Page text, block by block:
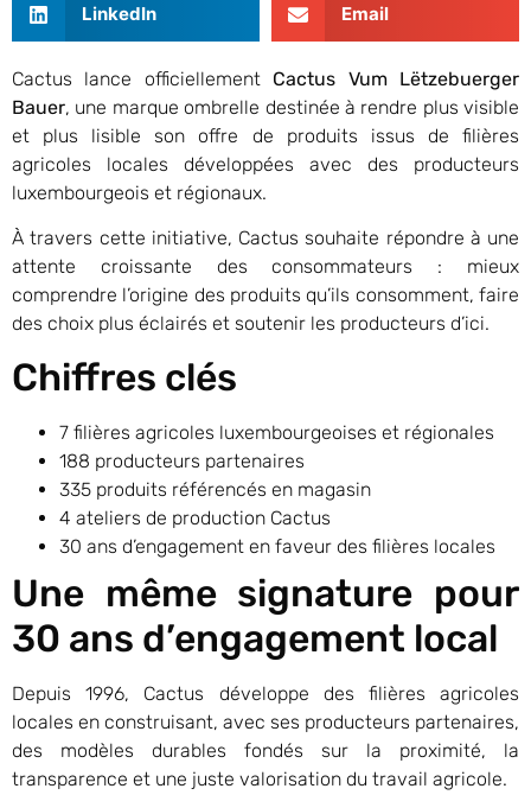
LinkedIn Email
Cactus lance officiellementCactus Vum Lëtzebuerger
Bauer, une marque ombrelle destinée à rendre plus visible
et plus lisible son offre de produits issus de filières
agricoles locales développées avec des producteurs
luxembourgeois et régionaux.
À travers cette initiative, Cactus souhaite répondre à une
attente croissante des consommateurs : mieux
comprendre l’origine des produits qu’ils consomment, faire
des choix plus éclairés et soutenir les producteurs d’ici.
Chiffres clés
7 filières agricoles luxembourgeoises et régionales
188 producteurs partenaires
335 produits référencés en magasin
4 ateliers de production Cactus
30 ans d’engagement en faveur des filières locales
Une même signature pour
30 ans d’engagement local
Depuis 1996, Cactus développe des filières agricoles
locales en construisant, avec ses producteurs partenaires,
des modèles durables fondés sur la proximité, la
transparence et une juste valorisation du travail agricole.